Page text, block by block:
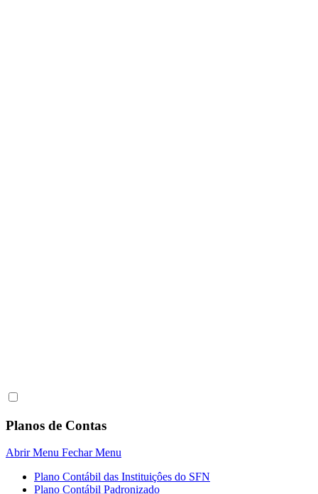
Planos de Contas
Abrir Menu Fechar Menu
Plano Contábil das Instituiçôes do SFN
Plano Contábil Padronizado